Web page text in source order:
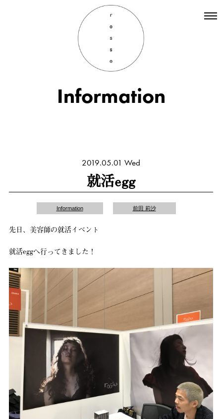
Top
Hair
Staff
Information
2019.05.01 Wed
就活egg
Information 前田 莉沙
先日、美容師の就活イベント
就活eggへ行ってきました！